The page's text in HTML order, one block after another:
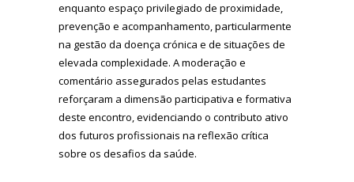
enquanto espaço privilegiado de proximidade,
prevenção e acompanhamento, particularmente
na gestão da doença crónica e de situações de
elevada complexidade. A moderação e
comentário assegurados pelas estudantes
reforçaram a dimensão participativa e formativa
deste encontro, evidenciando o contributo ativo
dos futuros profissionais na reflexão crítica
sobre os desafios da saúde.